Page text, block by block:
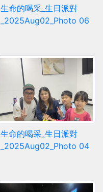
生命的喝采_生日派對
_2025Aug02_Photo 06
生命的喝采_生日派對
_2025Aug02_Photo 04